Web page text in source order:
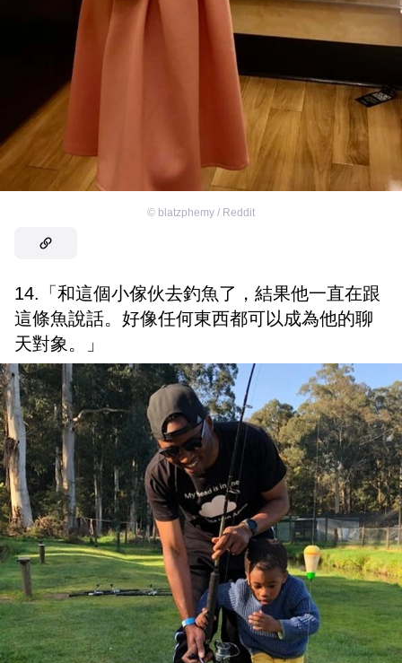
© blatzphemy / Reddit
14.「和這個小傢伙去釣魚了，結果他一直在跟
這條魚說話。好像任何東西都可以成為他的聊
天對象。」